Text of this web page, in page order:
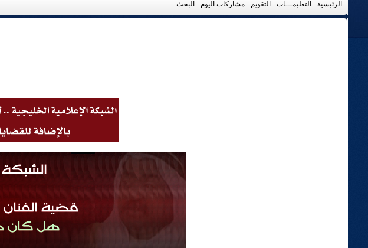
الرئيسية التعليمـــات التقويم مشاركات اليوم البحث